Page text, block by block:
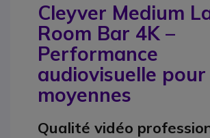
Cleyver Medium
Room Bar 4K –
Performance
audiovisuelle pour
moyennes
Qualité vidéo